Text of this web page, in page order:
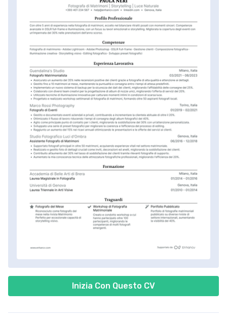
Inizia Con Questo CV